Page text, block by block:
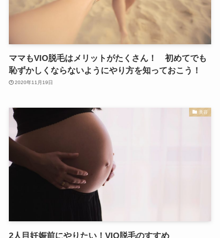
ママもVIO脱毛はメリットがたくさん！ 初めてでも
恥ずかしくならないようにやり方を知っておこう！
2020年11月19日
美容
2人目妊娠前にやりたい！VIO脱毛のすすめ